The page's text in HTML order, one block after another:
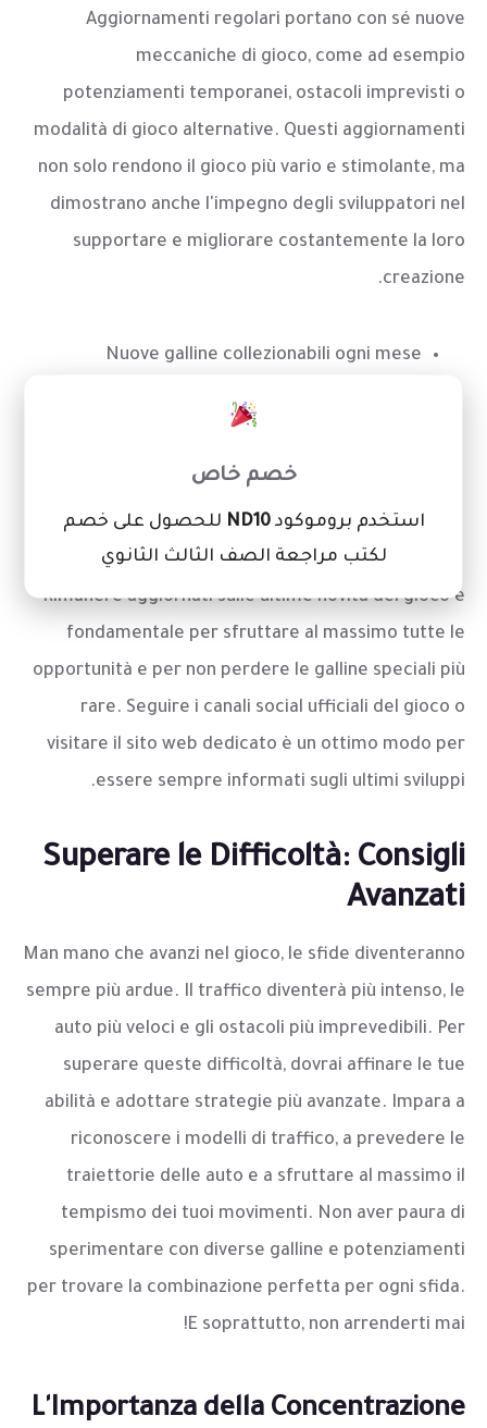
Aggiornamenti regolari portano con sé nuove
meccaniche di gioco, come ad esempio
potenziamenti temporanei, ostacoli imprevisti o
modalità di gioco alternative. Questi aggiornamenti
non solo rendono il gioco più vario e stimolante, ma
dimostrano anche l'impegno degli sviluppatori nel
supportare e migliorare costantemente la loro
creazione.
Nuove galline collezionabili ogni mese
Potenziamenti temporanei per affrontare le
sfide più difficili
Rimanere aggiornati sulle ultime novità del gioco è
fondamentale per sfruttare al massimo tutte le
opportunità e per non perdere le galline speciali più
rare. Seguire i canali social ufficiali del gioco o
visitare il sito web dedicato è un ottimo modo per
essere sempre informati sugli ultimi sviluppi.
Superare le Difficoltà: Consigli
Avanzati
Man mano che avanzi nel gioco, le sfide diventeranno
sempre più ardue. Il traffico diventerà più intenso, le
auto più veloci e gli ostacoli più imprevedibili. Per
superare queste difficoltà, dovrai affinare le tue
abilità e adottare strategie più avanzate. Impara a
riconoscere i modelli di traffico, a prevedere le
traiettorie delle auto e a sfruttare al massimo il
tempismo dei tuoi movimenti. Non aver paura di
sperimentare con diverse galline e potenziamenti
per trovare la combinazione perfetta per ogni sfida.
E soprattutto, non arrenderti mai!
L'Importanza della Concentrazione
خصم خاص
استخدم بروموكودND10 للحصول على خصم
لكتب مراجعة الصف الثالث الثانوي